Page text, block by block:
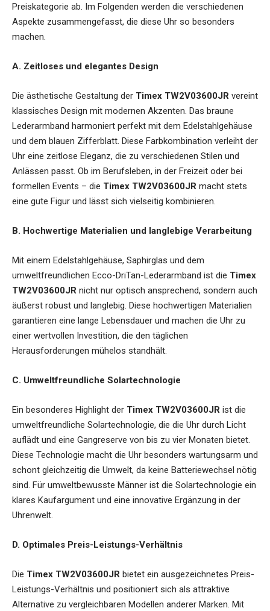
Preiskategorie ab. Im Folgenden werden die verschiedenen
Aspekte zusammengefasst, die diese Uhr so besonders
machen.
A. Zeitloses und elegantes Design
Die ästhetische Gestaltung der Timex TW2V03600JR vereint
klassisches Design mit modernen Akzenten. Das braune
Lederarmband harmoniert perfekt mit dem Edelstahlgehäuse
und dem blauen Zifferblatt. Diese Farbkombination verleiht der
Uhr eine zeitlose Eleganz, die zu verschiedenen Stilen und
Anlässen passt. Ob im Berufsleben, in der Freizeit oder bei
formellen Events – die Timex TW2V03600JR macht stets
eine gute Figur und lässt sich vielseitig kombinieren.
B. Hochwertige Materialien und langlebige Verarbeitung
Mit einem Edelstahlgehäuse, Saphirglas und dem
umweltfreundlichen Ecco-DriTan-Lederarmband ist die Timex
TW2V03600JR nicht nur optisch ansprechend, sondern auch
äußerst robust und langlebig. Diese hochwertigen Materialien
garantieren eine lange Lebensdauer und machen die Uhr zu
einer wertvollen Investition, die den täglichen
Herausforderungen mühelos standhält.
C. Umweltfreundliche Solartechnologie
Ein besonderes Highlight der Timex TW2V03600JR ist die
umweltfreundliche Solartechnologie, die die Uhr durch Licht
auflädt und eine Gangreserve von bis zu vier Monaten bietet.
Diese Technologie macht die Uhr besonders wartungsarm und
schont gleichzeitig die Umwelt, da keine Batteriewechsel nötig
sind. Für umweltbewusste Männer ist die Solartechnologie ein
klares Kaufargument und eine innovative Ergänzung in der
Uhrenwelt.
D. Optimales Preis-Leistungs-Verhältnis
Die Timex TW2V03600JR bietet ein ausgezeichnetes Preis-
Leistungs-Verhältnis und positioniert sich als attraktive
Alternative zu vergleichbaren Modellen anderer Marken. Mit